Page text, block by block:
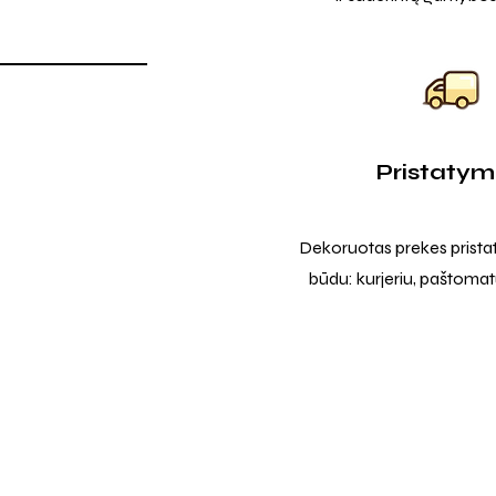
Dekoruotas prekes
būdu: kurjeriu,